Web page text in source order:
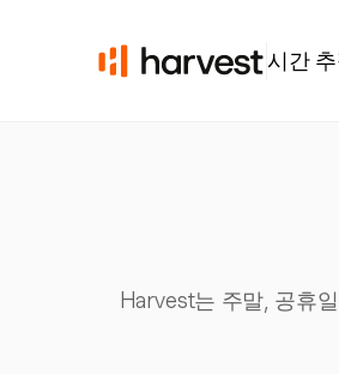
시간
Harvest는 주말, 공휴